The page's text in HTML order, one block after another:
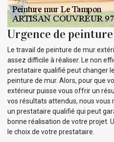
Urgence de
Le travail de peinture de mur
assez difficile à réaliser. Le non
prestataire qualifié peut changer
peinture de mur. Alors, pour que
extérieur puisse vous offrir un
vos résultats attendus, nous
un prestataire qualifié qui peut
bonne réalisation de votre projet.
le choix de votre prestataire.